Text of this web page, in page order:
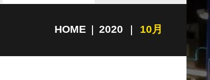
HOME 2020 10月